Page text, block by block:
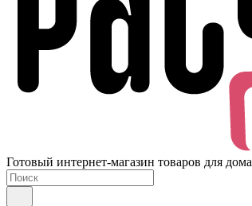
Готовый интернет-магазин товаров для дома